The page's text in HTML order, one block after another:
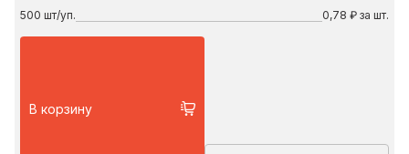
500 шт/уп. 0,78 ₽ за шт.
В корзину